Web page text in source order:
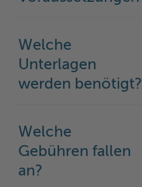
Welche
Unterlagen
werden benötigt?
Welche
Gebühren fallen
an?